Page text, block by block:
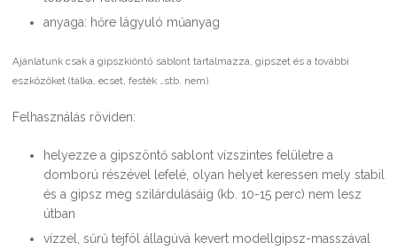
anyaga: hőre lágyuló műanyag
Ajánlatunk csak a gipszkiöntő sablont tartalmazza, gipszet és a további
eszközöket (tálka, ecset, festék …stb. nem).
Felhasználás röviden:
helyezze a gipszöntő sablont vízszintes felületre a
domború részével lefelé, olyan helyet keressen mely stabil
és a gipsz meg szilárdulásáig (kb. 10-15 perc) nem lesz
útban
vízzel, sűrű tejföl állagúvá kevert modellgipsz-masszával